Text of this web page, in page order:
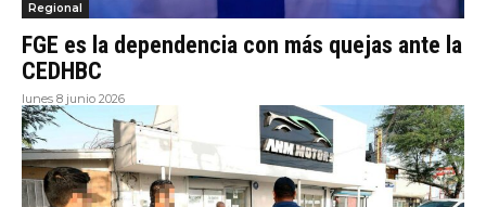
Regional
FGE es la dependencia con más quejas ante la
CEDHBC
lunes 8 junio 2026